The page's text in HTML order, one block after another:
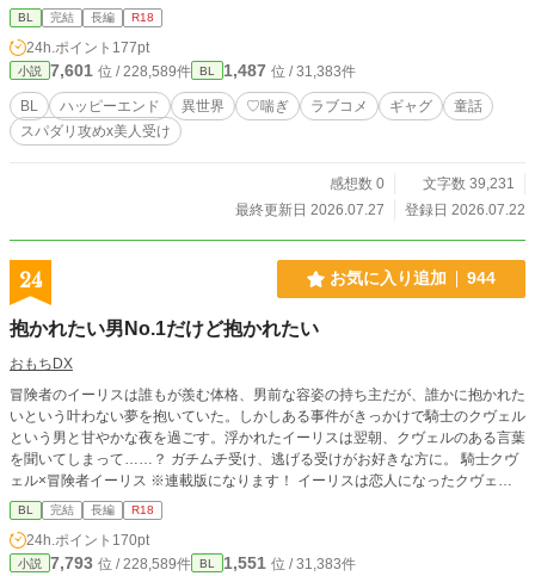
グ満載で、童話の定番が予想外の方向へ暴走。甘いご褒美有
り大人ＢＬ ■タグ BL / ボーイズラブ / 異世界ファンタジー R1
8 / ♡喘ぎ / スパダリ攻めx美人受け ラブコメ / ギャグ / 童話オ
マージュ/ ハッピーエンド 男性妊娠 / 子育て ■AI活用 ・表紙
（AIイラスト） ・会話テンポ＆文章校正 ・タイトル/名前/タ
グ案 ■作者コメント ・成人向け ・毎日投稿で、予定話数は５
話前後
BL 完結 長編 R18
24h.ポイント 177pt
小説 7,601 位 / 228,589件 BL 1,487 位 / 31,383件
BL ハッピーエンド 異世界 ♡喘ぎ ラブコメ ギャグ
童話
スパダリ攻めx美人受け
感想数 0
文字数 39,231
最終更新日 2026.07.27
登録日 2026.07.22
24 お気に入り追加 944
抱かれたい男No.1だけど抱かれたい
おもちDX
冒険者のイーリスは誰もが羨む体格、男前な容姿の持ち主だが、誰かに抱かれた
いという叶わない夢を抱いていた。しかしある事件がきっかけで騎士のクヴェル
という男と甘やかな夜を過ごす。浮かれたイーリスは翌朝、クヴェルのある言葉
を聞いてしまって……？ ガチムチ受け、逃げる受けがお好きな方に。 騎士クヴ
ェル×冒険者イーリス ※連載版になります！ イーリスは恋人になったクヴェル
に誘われ、北方騎士団へ入団した。団員に関係を隠さないクヴェルに対し、イー
リスは家族のことが気になっている。そんななか、王都への召喚がありクヴェル
についていくことに。イーリスへの嫉妬を爆発させるクヴェルと、自分に自信の
持てないイーリス。悩む二人はすれ違い、喧嘩してしまう。しかし王都に魔物が
BL 完結 長編 R18
24h.ポイント 170pt
小説 7,793 位 / 228,589件 BL 1,551 位 / 31,383件